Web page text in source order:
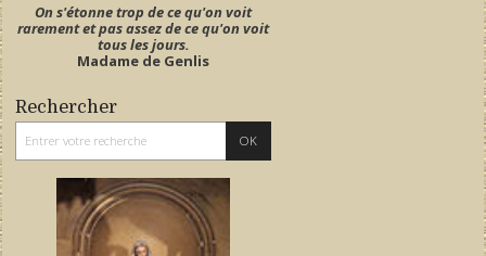
On s'étonne trop de ce qu'on voit
rarement et pas assez de ce qu'on voit
tous les jours.
Madame de Genlis
Rechercher